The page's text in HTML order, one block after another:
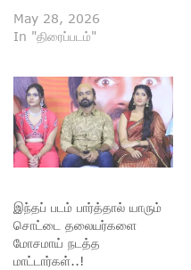
May 28, 2026
In "திரைப்படம்"
இந்தப் படம் பார்த்தால் யாரும்
சொட்டை தலையர்களை
மோசமாய் நடத்த
மாட்டார்கள்..!